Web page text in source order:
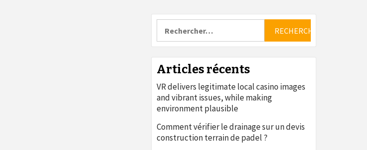
Articles récents
VR delivers legitimate local casino images
and vibrant issues, while making
environment plausible
Comment vérifier le drainage sur un devis
construction terrain de padel ?